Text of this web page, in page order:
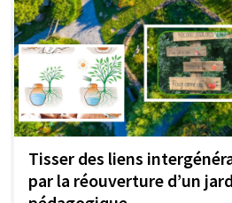
Tisser des liens
par la réouverture d’un